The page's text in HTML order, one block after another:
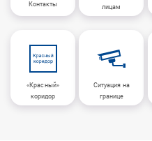
Контакты
лицам
«Красный»
коридор
Ситуация на
границе